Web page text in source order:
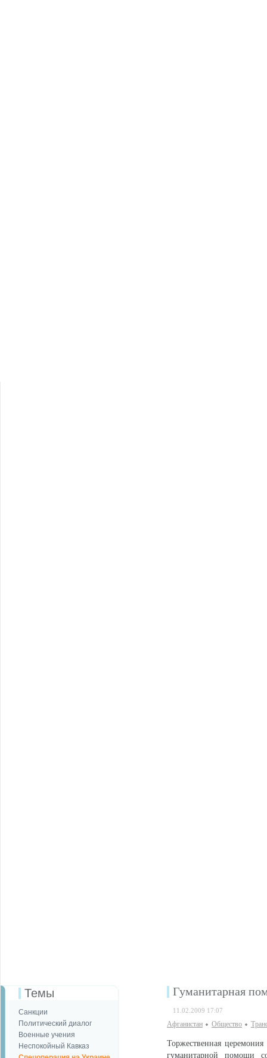
Темы
Санкции
Политический диалог
Военные учения
Неспокойный Кавказ
Гуманитарная
11.02.2009 17:07
Афганистан Общество
Торжественная церемония
гуманитарной помощи